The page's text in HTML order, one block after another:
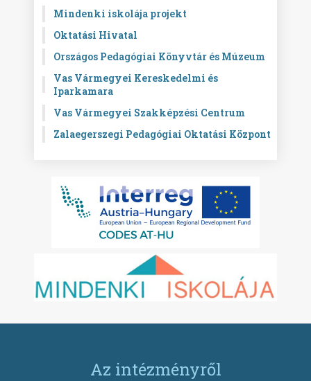
Mindenki iskolája projekt
Oktatási Hivatal
Országos Pedagógiai Könyvtár és Múzeum
Vas Vármegyei Kereskedelmi és
Iparkamara
Vas Vármegyei Szakképzési Centrum
Zalaegerszegi Pedagógiai Oktatási Központ
Az intézményről